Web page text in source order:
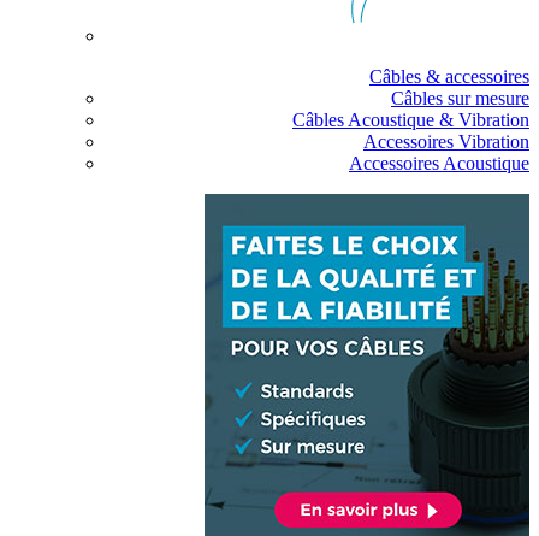
Câbles & accessoires
Câbles sur mesure
Câbles Acoustique & Vibration
Accessoires Vibration
Accessoires Acoustique